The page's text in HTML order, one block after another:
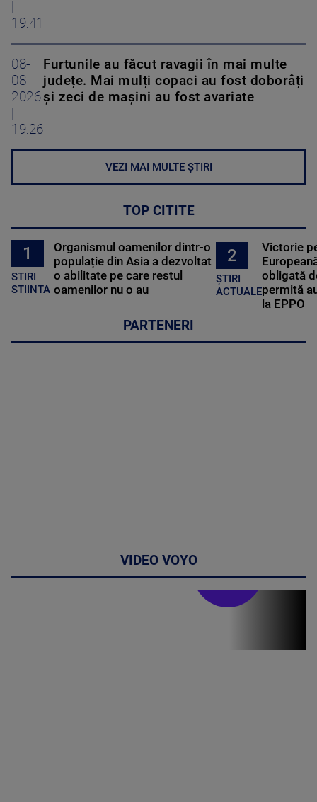
19:41
08-
08-
2026
19:26
Furtunile au făcut ravagii în mai multe
județe. Mai mulți copaci au fost doborâți
și zeci de mașini au fost avariate
VEZI MAI MULTE ȘTIRI
TOP CITITE
1
STIRI
STIINTA
Organismul oamenilor dintr-o
populație din Asia a dezvoltat
o abilitate pe care restul
oamenilor nu o au
2
ȘTIRI
ACTUALE
Victorie
obligată
permită
la EPPO
PARTENERI
VIDEO VOYO